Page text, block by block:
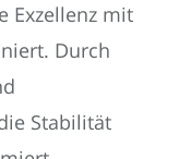
Exzellenz mit
Durch
Stabilität